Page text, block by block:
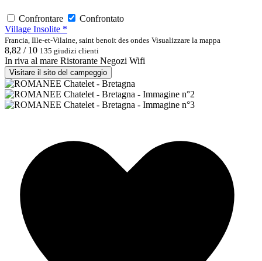
Confrontare
Confrontato
Village Insolite *
Francia, Ille-et-Vilaine, saint benoit des ondes Visualizzare la mappa
8,82 / 10 135 giudizi clienti
In riva al mare Ristorante Negozi Wifi
Visitare il sito del campeggio